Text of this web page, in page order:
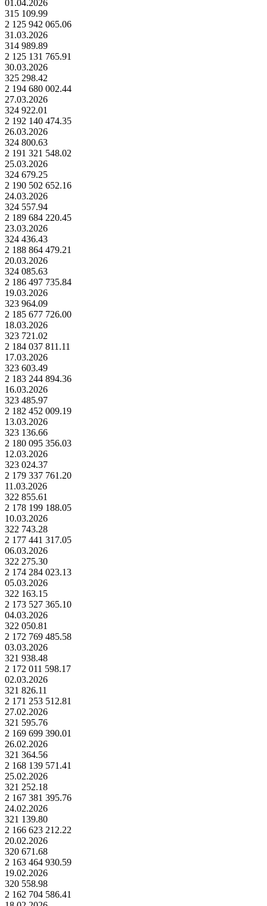
01.04.2026
315 109.99
2 125 942 065.06
31.03.2026
314 989.89
2 125 131 765.91
30.03.2026
325 298.42
2 194 680 002.44
27.03.2026
324 922.01
2 192 140 474.35
26.03.2026
324 800.63
2 191 321 548.02
25.03.2026
324 679.25
2 190 502 652.16
24.03.2026
324 557.94
2 189 684 220.45
23.03.2026
324 436.43
2 188 864 479.21
20.03.2026
324 085.63
2 186 497 735.84
19.03.2026
323 964.09
2 185 677 726.00
18.03.2026
323 721.02
2 184 037 811.11
17.03.2026
323 603.49
2 183 244 894.36
16.03.2026
323 485.97
2 182 452 009.19
13.03.2026
323 136.66
2 180 095 356.03
12.03.2026
323 024.37
2 179 337 761.20
11.03.2026
322 855.61
2 178 199 188.05
10.03.2026
322 743.28
2 177 441 317.05
06.03.2026
322 275.30
2 174 284 023.13
05.03.2026
322 163.15
2 173 527 365.10
04.03.2026
322 050.81
2 172 769 485.58
03.03.2026
321 938.48
2 172 011 598.17
02.03.2026
321 826.11
2 171 253 512.81
27.02.2026
321 595.76
2 169 699 390.01
26.02.2026
321 364.56
2 168 139 571.41
25.02.2026
321 252.18
2 167 381 395.76
24.02.2026
321 139.80
2 166 623 212.22
20.02.2026
320 671.68
2 163 464 930.59
19.02.2026
320 558.98
2 162 704 586.41